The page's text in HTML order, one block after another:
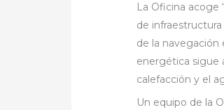
La Oficina acoge
de
de la navegación
energética sigue
calefacción y el
Un equipo de la